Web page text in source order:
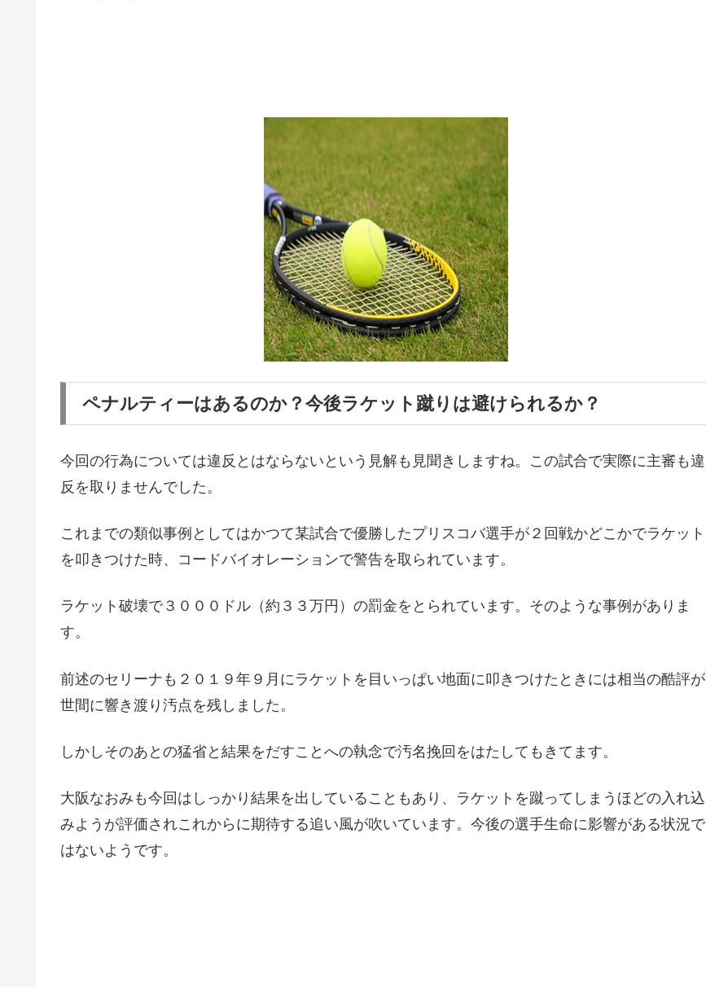
ペナルティーはあるのか？今後ラケット蹴りは避けられるか？
今回の行為については違反とはならないという見解も見聞きしますね。この試合で実際に主審も違
反を取りませんでした。
これまでの類似事例としてはかつて某試合で優勝したプリスコバ選手が２回戦かどこかでラケット
を叩きつけた時、コードバイオレーションで警告を取られています。
ラケット破壊で３０００ドル（約３３万円）の罰金をとられています。そのような事例がありま
す。
前述のセリーナも２０１９年９月にラケットを目いっぱい地面に叩きつけたときには相当の酷評が
世間に響き渡り汚点を残しました。
しかしそのあとの猛省と結果をだすことへの執念で汚名挽回をはたしてもきてます。
大阪なおみも今回はしっかり結果を出していることもあり、ラケットを蹴ってしまうほどの入れ込
みようが評価されこれからに期待する追い風が吹いています。今後の選手生命に影響がある状況で
はないようです。